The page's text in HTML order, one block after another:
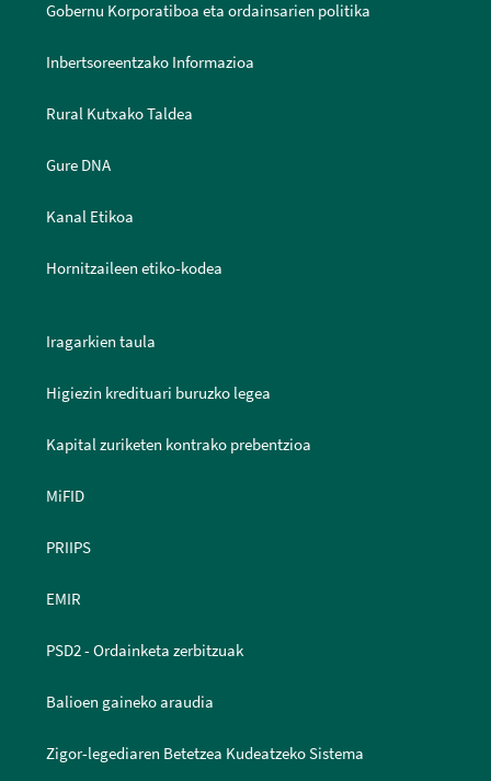
Gobernu Korporatiboa eta ordainsarien politika
Inbertsoreentzako Informazioa
Rural Kutxako Taldea
Gure DNA
Kanal Etikoa
Hornitzaileen etiko-kodea
Iragarkien taula
Higiezin kredituari buruzko legea
Kapital zuriketen kontrako prebentzioa
MiFID
PRIIPS
EMIR
PSD2 - Ordainketa zerbitzuak
Balioen gaineko araudia
Zigor-legediaren Betetzea Kudeatzeko Sistema